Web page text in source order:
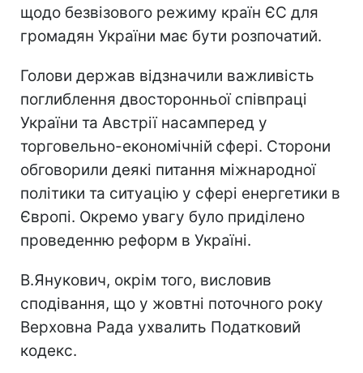
щодо безвізового режиму країн ЄС для
громадян України має бути розпочатий.
Голови держав відзначили важливість
поглиблення двосторонньої співпраці
України та Австрії насамперед у
торговельно-економічній сфері. Сторони
обговорили деякі питання міжнародної
політики та ситуацію у сфері енергетики в
Європі. Окремо увагу було приділено
проведенню реформ в Україні.
В.Янукович, окрім того, висловив
сподівання, що у жовтні поточного року
Верховна Рада ухвалить Податковий
кодекс.